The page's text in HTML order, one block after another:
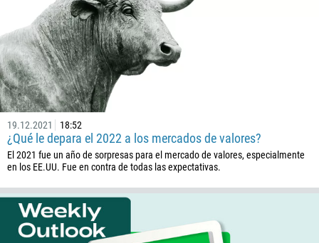
19.12.2021 18:52
¿Qué le depara el 2022 a los mercados de valores?
El 2021 fue un año de sorpresas para el mercado de valores, especialmente
en los EE.UU. Fue en contra de todas las expectativas.
242
243
682
506
225
385
53
357
45
253